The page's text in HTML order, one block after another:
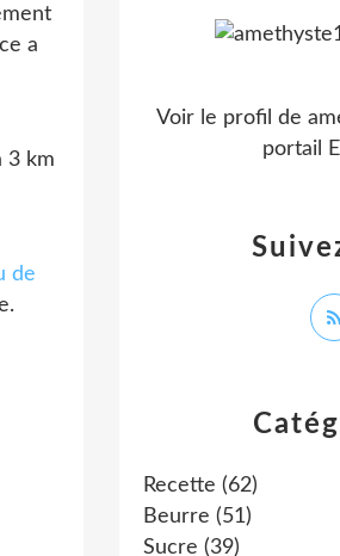
a
3 km
de
Recette (62)
Beurre (51)
Sucre (39)
Voir le profil de
portail